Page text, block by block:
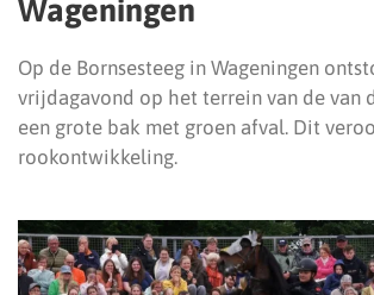
Wageningen
Op de Bornsesteeg in Wageningen
vrijdagavond op het terrein van de van
een grote bak met groen afval. Dit
rookontwikkeling.